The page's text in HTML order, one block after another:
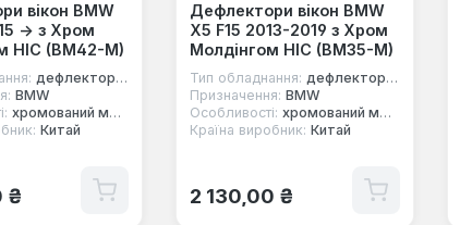
вікон BMW
-> з Хром
HIC (BM42-M)
дефлектори вікон
BMW
хромований молдинг
Китай
₴
Дефлектори вікон BMW
X5 F15 2013-2019 з Хром
Молдінгом HIC (BM35-M)
Тип обладнання: дефлектори вікон
Призначення: BMW
Особливості: хромований молдинг
Країна виробник: Китай
Звичайна ціна:
2 130,00 ₴